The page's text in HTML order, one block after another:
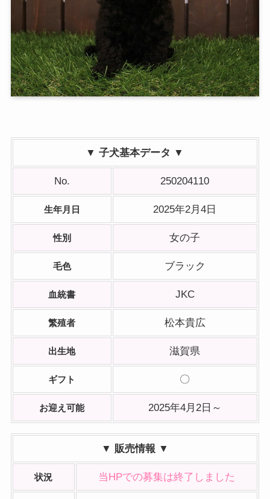
▼ 子犬基本データ ▼
No. 250204110
生年月日 2025年2月4日
性別 女の子
毛色 ブラック
血統書 JKC
繁殖者 松本貴広
出生地 滋賀県
ギフト 〇
お迎え可能 2025年4月2日～
▼ 販売情報 ▼
状況 当HPでの募集は終了しました